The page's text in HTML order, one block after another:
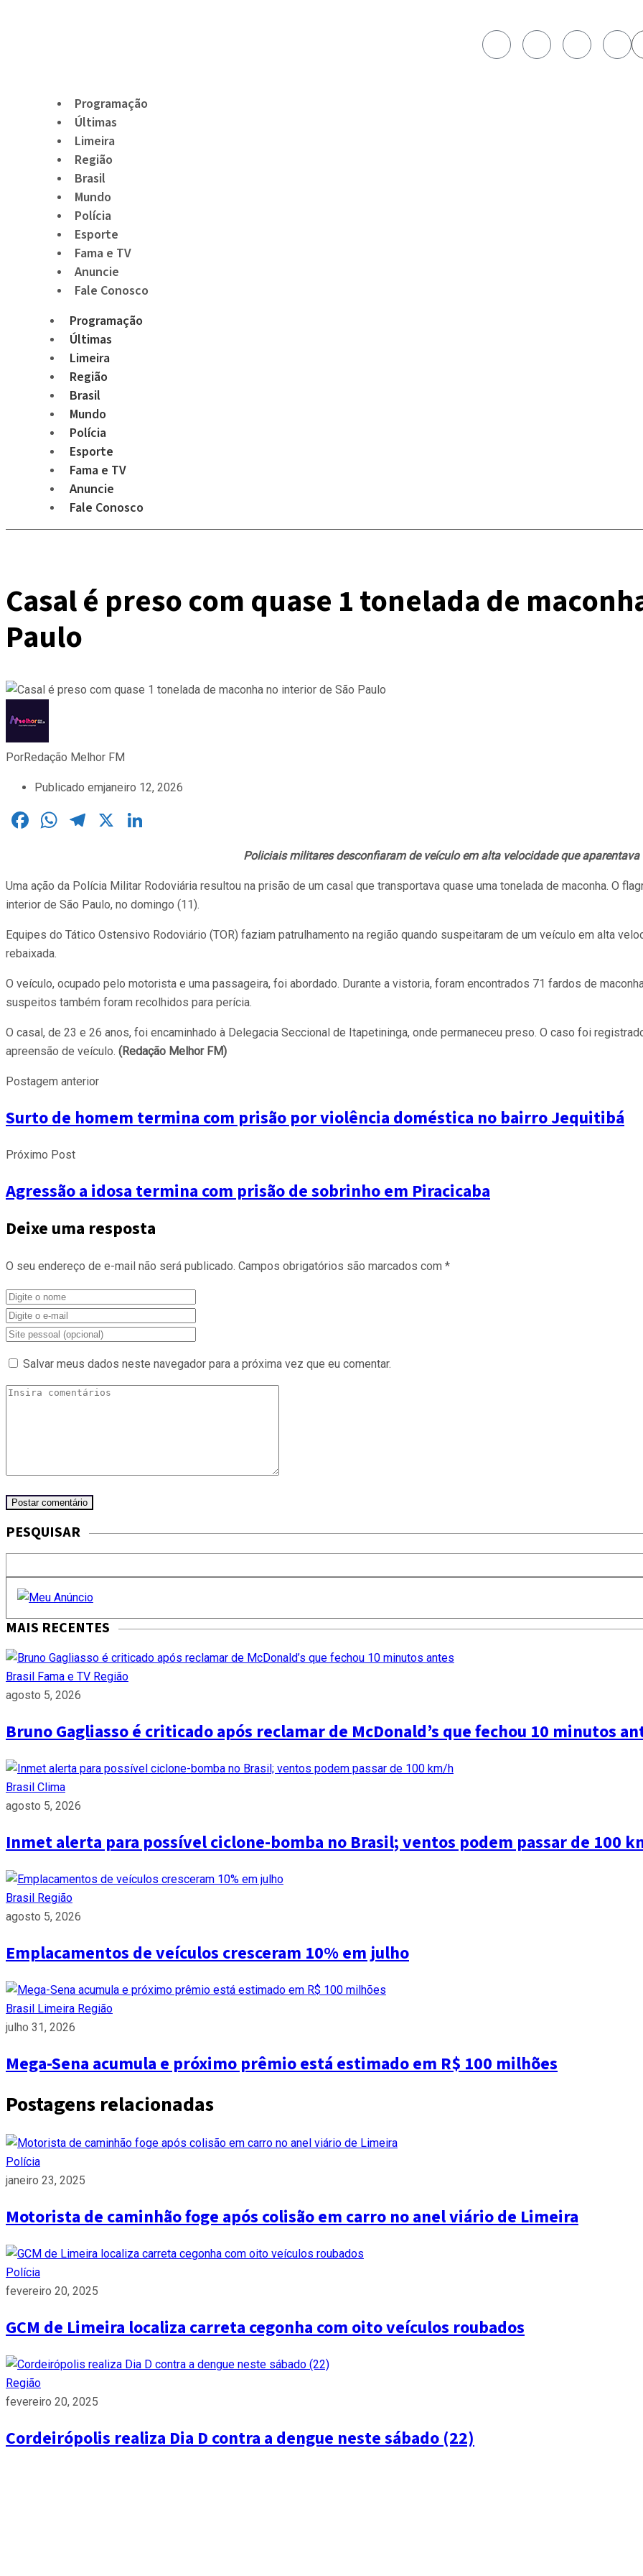
Programação
Últimas
Limeira
Região
Brasil
Mundo
Polícia
Esporte
Fama e TV
Anuncie
Fale Conosco
Programação
Últimas
Limeira
Região
Brasil
Mundo
Polícia
Esporte
Fama e TV
Anuncie
Fale Conosco
Casal é preso com quase 1 tonelada de
Paulo
PorRedação Melhor FM
Publicado emjaneiro 12, 2026
Facebook
WhatsApp
Telegram
X
Policiais militares desconfiaram de veículo em alta velocidade que aparentava
Uma ação da Polícia Militar Rodoviária resultou na prisão de um casal que transportava quase uma tonelada de maconha. O
interior de São Paulo, no domingo (11).
Equipes do Tático Ostensivo Rodoviário (TOR) faziam patrulhamento na região quando suspeitaram de um veículo em alta
rebaixada.
O veículo, ocupado pelo motorista e uma passageira, foi abordado. Durante a vistoria, foram encontrados 71 fardos de
suspeitos também foram recolhidos para perícia.
O casal, de 23 e 26 anos, foi encaminhado à Delegacia Seccional de Itapetininga, onde permaneceu preso. O caso foi
apreensão de veículo. (Redação Melhor FM)
Postagem anterior
Surto de homem termina com prisão por violência doméstica no bairro Jequitibá
Próximo Post
Agressão a idosa termina com prisão de sobrinho em Piracicaba
Deixe uma resposta
O seu endereço de e-mail não será publicado. Campos obrigatórios são marcados com *
Salvar meus dados neste navegador para a próxima vez que eu comentar.
PESQUISAR
MAIS RECENTES
Brasil Fama e TV Região
agosto 5, 2026
Bruno Gagliasso é criticado após reclamar de McDonald’s que fechou 10 minutos
Brasil Clima
agosto 5, 2026
Inmet alerta para possível ciclone-bomba no Brasil; ventos podem passar de 100
Brasil Região
agosto 5, 2026
Emplacamentos de veículos cresceram 10% em julho
Brasil Limeira Região
julho 31, 2026
Mega-Sena acumula e próximo prêmio está estimado em R$ 100 milhões
Postagens relacionadas
Polícia
janeiro 23, 2025
Motorista de caminhão foge após colisão em carro no anel viário de Limeira
Polícia
fevereiro 20, 2025
GCM de Limeira localiza carreta cegonha com oito veículos roubados
Região
fevereiro 20, 2025
Cordeirópolis realiza Dia D contra a dengue neste sábado (22)